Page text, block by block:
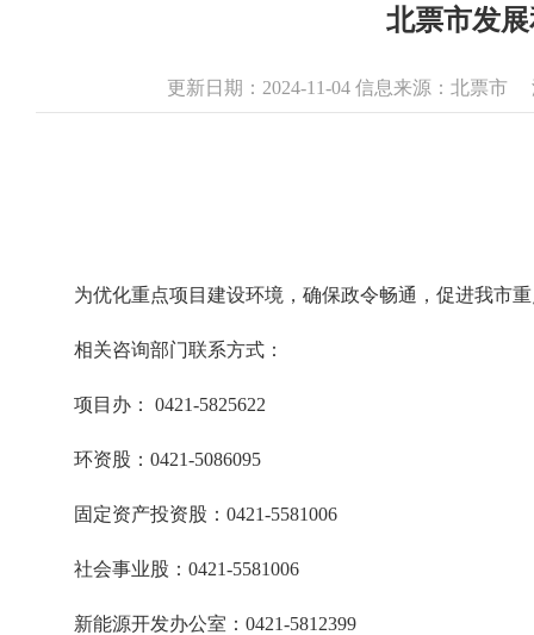
北票市发
更新日期：2024-11-04 信息来源：北票市
为优化重点项目建设环境，确保政令畅通，促进我市
相关咨询部门联系方式：
项目办： 0421-5825622
环资股：0421-5086095
固定资产投资股：0421-5581006
社会事业股：0421-5581006
新能源开发办公室：0421-5812399